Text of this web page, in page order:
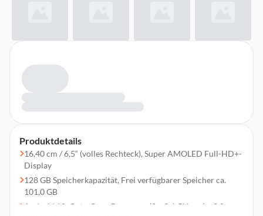
Produktdetails
16,40 cm / 6,5“ (volles Rechteck), Super AMOLED Full-HD+-
Display
128 GB Speicherkapazität, Frei verfügbarer Speicher ca.
101,0 GB
Android 12, Octa-Core-Prozessor (2 x 2,4 GHz + 6 x 2,0